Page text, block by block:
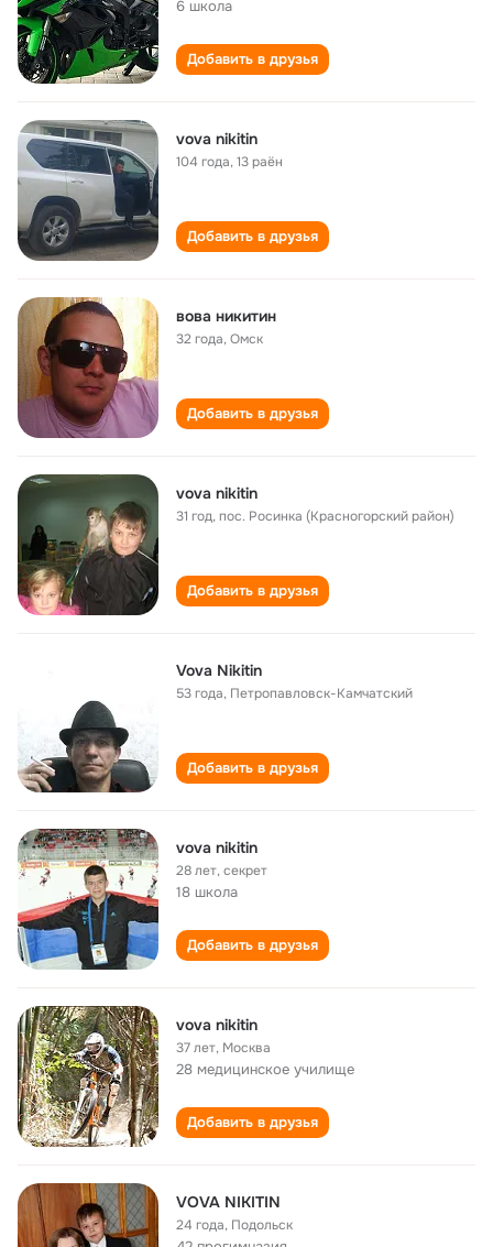
6 школа
Добавить в друзья
vova nikitin
104 года,13 раён
Добавить в друзья
вова никитин
32 года,Омск
Добавить в друзья
vova nikitin
31 год,пос. Росинка (Красногорский район)
Добавить в друзья
Vova Nikitin
53 года, Петропавловск-Камчатский
Добавить в друзья
vova nikitin
28 лет,секрет
18 школа
Добавить в друзья
vova nikitin
37 лет, Москва
28 медицинское училище
Добавить в друзья
VOVA NIKITIN
24 года, Подольск